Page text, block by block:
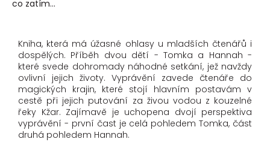
co zatím...
Kniha, která má úžasné ohlasy u mladších čtenářů i
dospělých. Příběh dvou dětí - Tomka a Hannah -
které svede dohromady náhodné setkání, jež navždy
ovlivní jejich životy. Vyprávění zavede čtenáře do
magických krajin, které stojí hlavním postavám v
cestě při jejich putování za živou vodou z kouzelné
řeky Kžar. Zajímavě je uchopena dvojí perspektiva
vyprávění - první čast je celá pohledem Tomka, část
druhá pohledem Hannah.